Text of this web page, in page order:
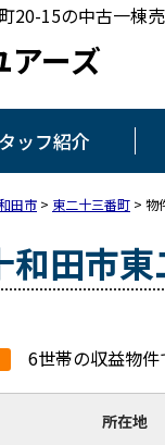
20-15の中古一棟
アーズ
ッフ紹介
田市 > 東二十三番町 > 物
和田市
6世帯の収益物件
所在地